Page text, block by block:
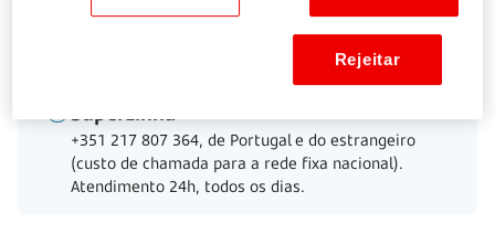
SuperLinha
+351 217 807 364, de Portugal e do estrangeiro
(custo de chamada para a rede fixa nacional).
Atendimento 24h, todos os dias.
Rejeitar